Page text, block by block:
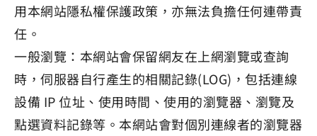
用本網站隱私權保護政策，亦無法負擔任何連帶責
任。
一般瀏覽：本網站會保留網友在上網瀏覽或查詢
時，伺服器自行產生的相關記錄(LOG)，包括連線
設備 IP 位址、使用時間、使用的瀏覽器、瀏覽及
點選資料記錄等。本網站會對個別連線者的瀏覽器